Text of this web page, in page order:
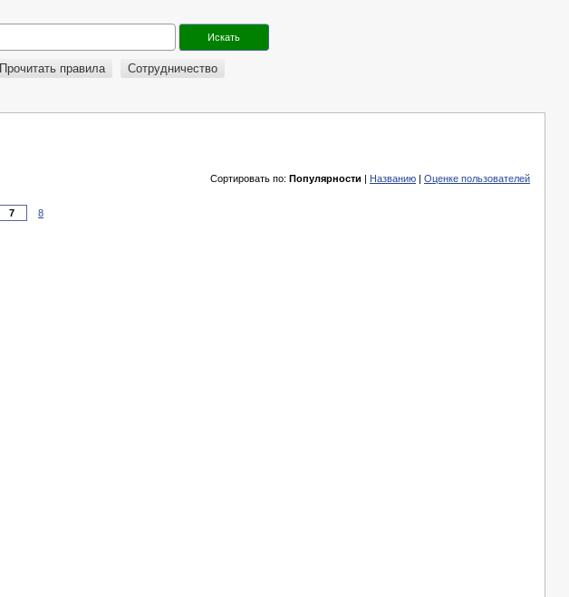
Прочитать правила Сотрудничество
Сортировать по: Популярности | Названию | Оценке пользователей
8